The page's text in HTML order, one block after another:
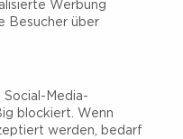
ist ein gemütlicher
für eine entspannte
Werbung
Besucher über
Media-
blockiert. Wenn
werden, bedarf